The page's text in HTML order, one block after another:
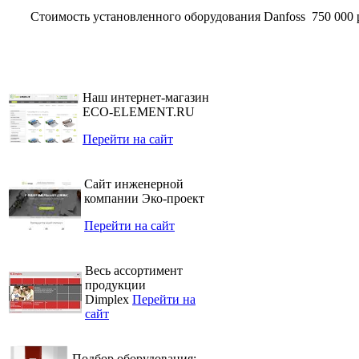
Стоимость установленного оборудования Danfoss 750 000
Наш интернет-магазин
ECO-ELEMENT.RU
Перейти на сайт
Сайт инженерной
компании Эко-проект
Перейти на сайт
Весь ассортимент
продукции
Dimplex Перейти на
сайт